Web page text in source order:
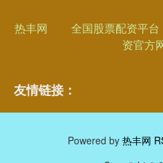
热丰网 全国股票配资平台
资官方
友情链接：
Powered by 热丰网